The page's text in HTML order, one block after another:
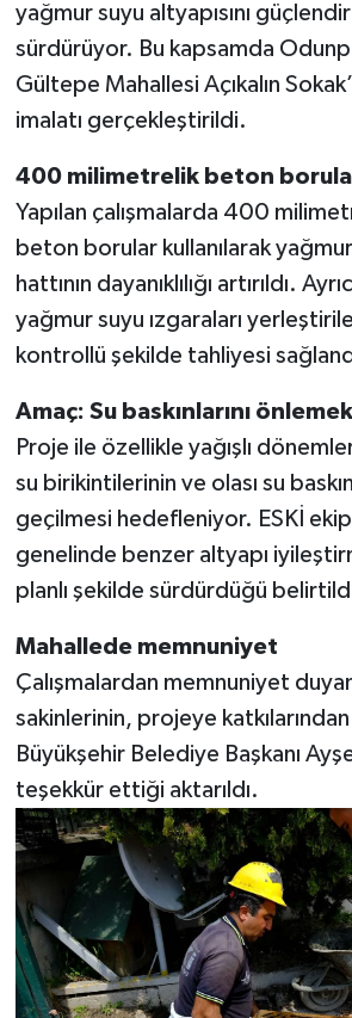
yağmur suyu altyapısını
sürdürüyor. Bu kapsamda
Gültepe Mahallesi Açıkalın
imalatı gerçekleştirildi.
400 milimetrelik beton
Yapılan çalışmalarda 400
beton borular kullanılarak
hattının dayanıklılığı artırıldı.
yağmur suyu ızgaraları
kontrollü şekilde tahliyesi
Amaç: Su baskınlarını önlemek
Proje ile özellikle yağışlı
su birikintilerinin ve olası su
geçilmesi hedefleniyor. ESKİ
genelinde benzer altyapı
planlı şekilde sürdürdüğü
Mahallede memnuniyet
Çalışmalardan memnuniyet
sakinlerinin, projeye
Büyükşehir Belediye Başkanı
teşekkür ettiği aktarıldı.